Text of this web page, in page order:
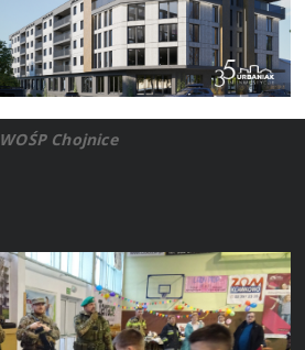
WOŚP Chojnice